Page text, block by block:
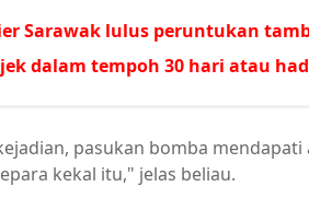
Sarawak lulus peruntukan
dalam tempoh 30 hari atau
pasukan bomba
kekal itu," jelas beliau.